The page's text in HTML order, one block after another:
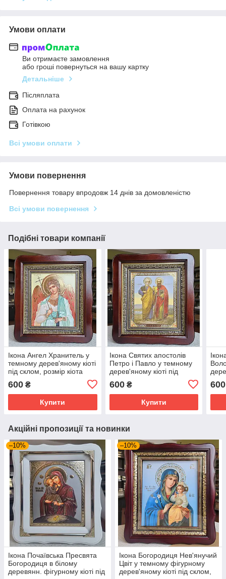
Умови оплати
Ви отримаєте замовлення
або гроші повернуться на вашу картку
Детальніше
Післяплата
Оплата на рахунок
Готівкою
Всі умови оплати
Умови повернення
Повернення товару впродовж 14 днів за домовленістю
Всі умови повернення
Подібні товари компанії
Ікона Ангел Хранитель у
темному дерев'яному кіоті
під склом, розмір кіота
600 ₴
Купити
Ікона Святих апостолів
Петро і Павло у темному
дерев'яному кіоті під
склом, розмір кіота 26×23,
сюжет 15×18.
600₴
Купити
600
Акційні пропозиції та новинки
–10%
Ікона Почаївська Пресвята
Богородиця в білому
деревянн. фігурному кіоті під
–10%
Ікона Богородиця Нев'янучий
Цвіт у темному фігурному
дерев'яному кіоті під склом,